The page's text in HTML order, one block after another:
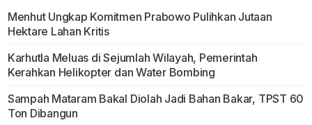
Menhut Ungkap Komitmen Prabowo Pulihkan Jutaan
Hektare Lahan Kritis
Karhutla Meluas di Sejumlah Wilayah, Pemerintah
Kerahkan Helikopter dan Water Bombing
Sampah Mataram Bakal Diolah Jadi Bahan Bakar, TPST 60
Ton Dibangun